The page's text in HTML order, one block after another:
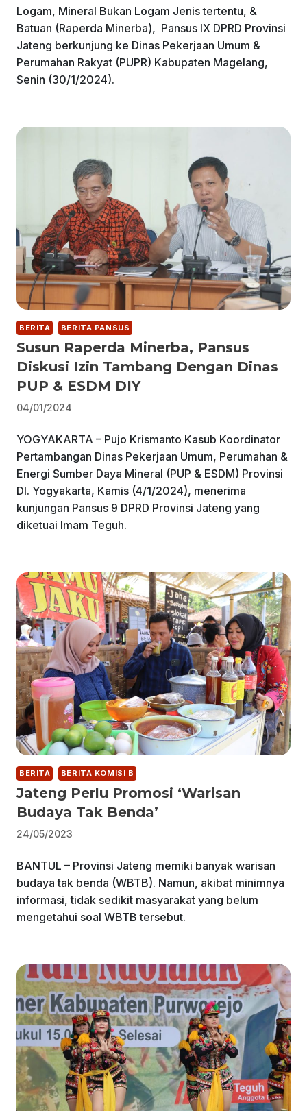
Logam, Mineral Bukan Logam Jenis tertentu, &
Batuan (Raperda Minerba), Pansus IX DPRD Provinsi
Jateng berkunjung ke Dinas Pekerjaan Umum &
Perumahan Rakyat (PUPR) Kabupaten Magelang,
Senin (30/1/2024).
BERITA BERITA PANSUS
Susun Raperda Minerba, Pansus
Diskusi Izin Tambang Dengan Dinas
PUP & ESDM DIY
04/01/2024
YOGYAKARTA – Pujo Krismanto Kasub Koordinator
Pertambangan Dinas Pekerjaan Umum, Perumahan &
Energi Sumber Daya Mineral (PUP & ESDM) Provinsi
DI. Yogyakarta, Kamis (4/1/2024), menerima
kunjungan Pansus 9 DPRD Provinsi Jateng yang
diketuai Imam Teguh.
BERITA BERITA KOMISI B
Jateng Perlu Promosi ‘Warisan
Budaya Tak Benda’
24/05/2023
BANTUL – Provinsi Jateng memiki banyak warisan
budaya tak benda (WBTB). Namun, akibat minimnya
informasi, tidak sedikit masyarakat yang belum
mengetahui soal WBTB tersebut.